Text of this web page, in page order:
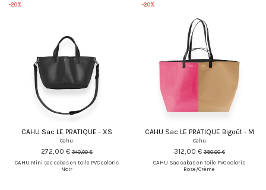
-20%
CAHU Sac LE PRATIQUE - XS
Cahu
272,00 €340,00 €
CAHU Mini sac cabas en toile PVC coloris
Noir
-20%
CAHU Sac LE PRATIQUE Bigoût - M
Cahu
312,00 €390,00 €
CAHU Sac cabas en toile PVC coloris
Rose/Crème